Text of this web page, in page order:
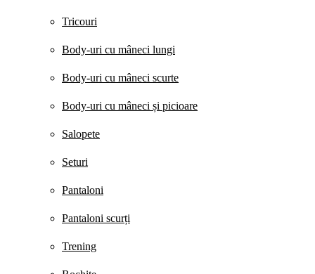
Tricouri
Body-uri cu mâneci lungi
Body-uri cu mâneci scurte
Body-uri cu mâneci și picioare
Salopete
Seturi
Pantaloni
Pantaloni scurți
Trening